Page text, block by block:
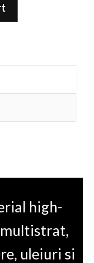
high-
uleiuri si